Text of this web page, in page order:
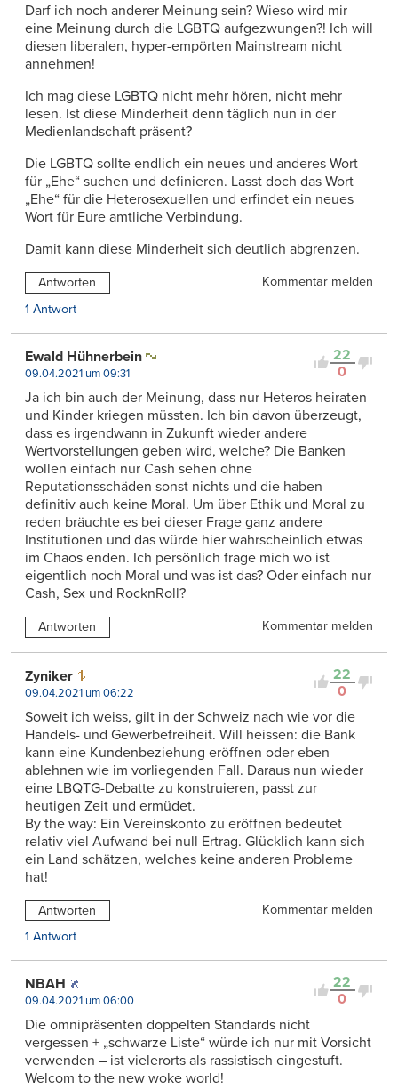
Darf ich noch anderer Meinung sein? Wieso wird mir
eine Meinung durch die LGBTQ aufgezwungen?! Ich will
diesen liberalen, hyper-empörten Mainstream nicht
annehmen!
Ich mag diese LGBTQ nicht mehr hören, nicht mehr
lesen. Ist diese Minderheit denn täglich nun in der
Medienlandschaft präsent?
Die LGBTQ sollte endlich ein neues und anderes Wort
für „Ehe“ suchen und definieren. Lasst doch das Wort
„Ehe“ für die Heterosexuellen und erfindet ein neues
Wort für Eure amtliche Verbindung.
Damit kann diese Minderheit sich deutlich abgrenzen.
Antworten
Kommentar melden
1 Antwort
22
0
Ewald Hühnerbein
09.04.2021 um 09:31
Ja ich bin auch der Meinung, dass nur Heteros heiraten
und Kinder kriegen müssten. Ich bin davon überzeugt,
dass es irgendwann in Zukunft wieder andere
Wertvorstellungen geben wird, welche? Die Banken
wollen einfach nur Cash sehen ohne
Reputationsschäden sonst nichts und die haben
definitiv auch keine Moral. Um über Ethik und Moral zu
reden bräuchte es bei dieser Frage ganz andere
Institutionen und das würde hier wahrscheinlich etwas
im Chaos enden. Ich persönlich frage mich wo ist
eigentlich noch Moral und was ist das? Oder einfach nur
Cash, Sex und RocknRoll?
Antworten Kommentar melden
22
0
Zyniker
09.04.2021 um 06:22
Soweit ich weiss, gilt in der Schweiz nach wie vor die
Handels- und Gewerbefreiheit. Will heissen: die Bank
kann eine Kundenbeziehung eröffnen oder eben
ablehnen wie im vorliegenden Fall. Daraus nun wieder
eine LBQTG-Debatte zu konstruieren, passt zur
heutigen Zeit und ermüdet.
By the way: Ein Vereinskonto zu eröffnen bedeutet
relativ viel Aufwand bei null Ertrag. Glücklich kann sich
ein Land schätzen, welches keine anderen Probleme
hat!
Antworten
Kommentar melden
1 Antwort
22
0
NBAH
09.04.2021 um 06:00
Die omnipräsenten doppelten Standards nicht
vergessen + „schwarze Liste“ würde ich nur mit Vorsicht
verwenden – ist vielerorts als rassistisch eingestuft.
Welcom to the new woke world!